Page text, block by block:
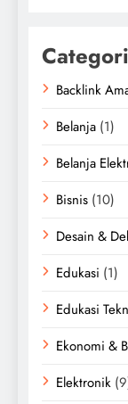
Backlink
Belanja (1)
Belanja
Bisnis (10)
Desain &
Edukasi (1)
Edukasi
Ekonomi &
Elektronik